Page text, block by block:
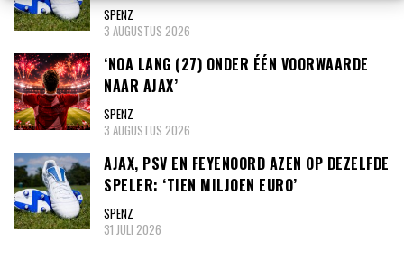
SPENZ
3 AUGUSTUS 2026
‘NOA LANG (27) ONDER ÉÉN VOORWAARDE
NAAR AJAX’
SPENZ
3 AUGUSTUS 2026
AJAX, PSV EN FEYENOORD AZEN OP DEZELFDE
SPELER: ‘TIEN MILJOEN EURO’
SPENZ
31 JULI 2026